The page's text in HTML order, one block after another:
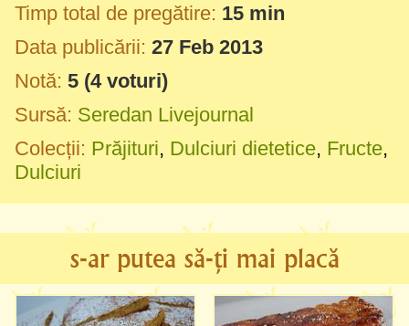
Timp total de pregătire: 15 min
Data publicării: 27 Feb 2013
Notă: 5 (4voturi)
Sursă: Seredan Livejournal
Colecții: Prăjituri, Dulciuri dietetice, Fructe,
Dulciuri
s-ar putea să-ți mai placă